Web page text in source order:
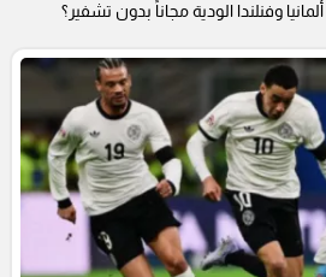
وفنلندا الودية مجاناً بدون تشفير؟